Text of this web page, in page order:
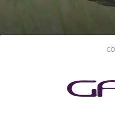
L'ESPRIT
2025 • 54' • Français